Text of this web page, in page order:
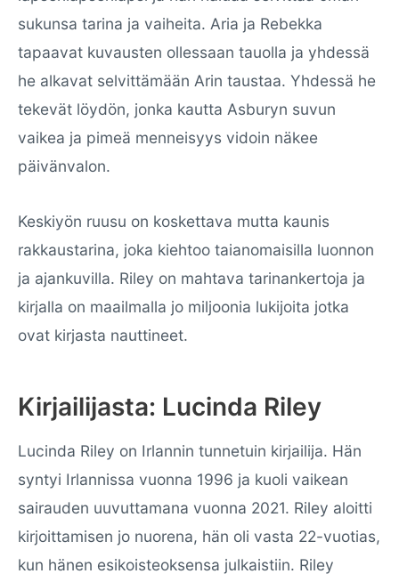
sukunsa tarina ja vaiheita. Aria ja Rebekka
tapaavat kuvausten ollessaan tauolla ja yhdessä
he alkavat selvittämään Arin taustaa. Yhdessä he
tekevät löydön, jonka kautta Asburyn suvun
vaikea ja pimeä menneisyys vidoin näkee
päivänvalon.
Keskiyön ruusu on koskettava mutta kaunis
rakkaustarina, joka kiehtoo taianomaisilla luonnon
ja ajankuvilla. Riley on mahtava tarinankertoja ja
kirjalla on maailmalla jo miljoonia lukijoita jotka
ovat kirjasta nauttineet.
Kirjailijasta: Lucinda Riley
Lucinda Riley on Irlannin tunnetuin kirjailija. Hän
syntyi Irlannissa vuonna 1996 ja kuoli vaikean
sairauden uuvuttamana vuonna 2021. Riley aloitti
kirjoittamisen jo nuorena, hän oli vasta 22-vuotias,
kun hänen esikoisteoksensa julkaistiin. Riley